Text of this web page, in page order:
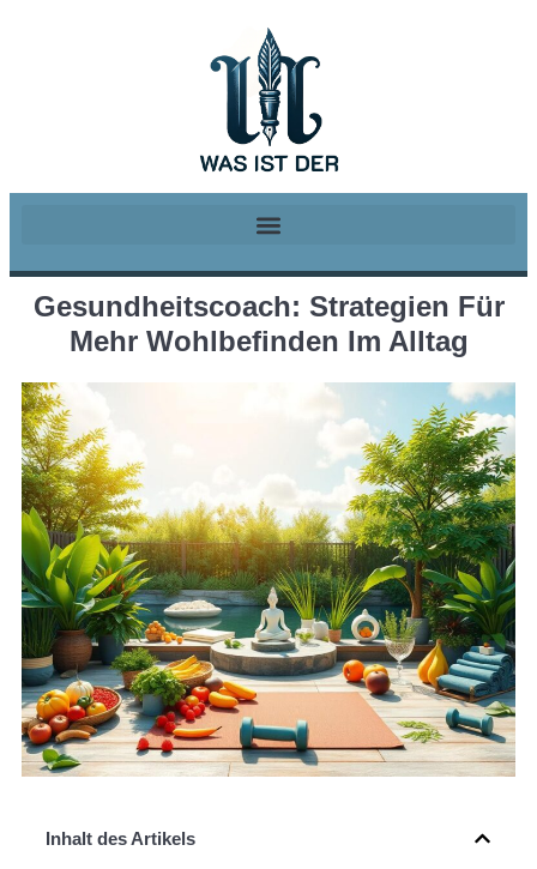
Gesundheitscoach: Strategien Für
Mehr Wohlbefinden Im Alltag
Inhalt des Artikels